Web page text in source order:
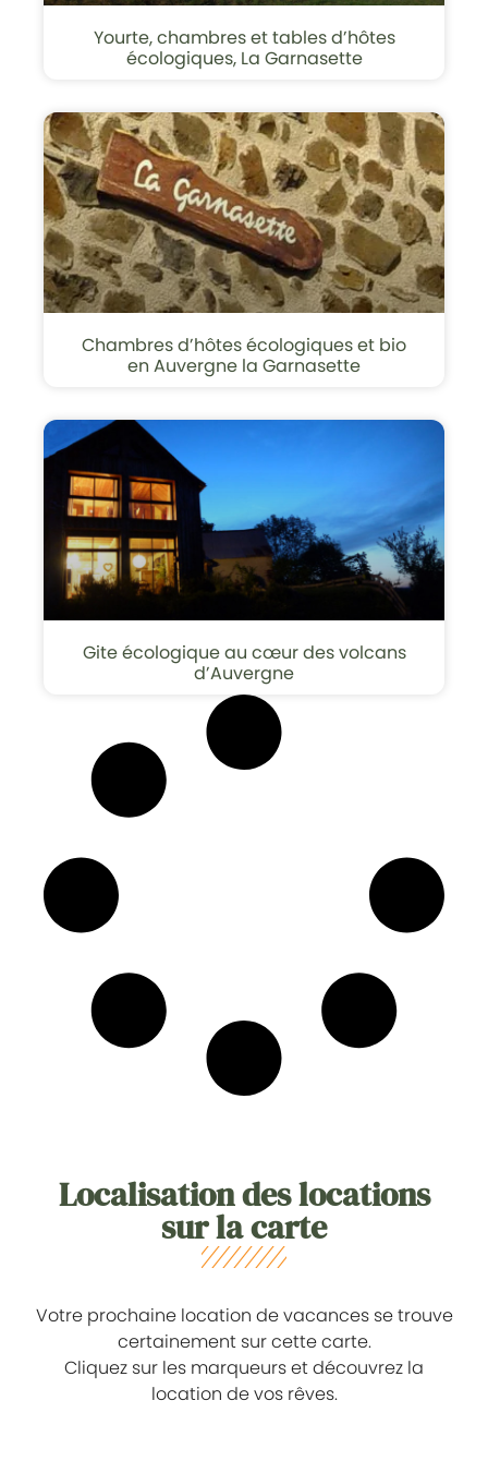
Yourte, chambres et tables d’hôtes
écologiques, La Garnasette
Chambres d’hôtes écologiques et bio
en Auvergne la Garnasette
Gite écologique au cœur des volcans
d’Auvergne
Localisation des locations
sur la carte
Votre prochaine location de vacances se trouve
certainement sur cette carte.
Cliquez sur les marqueurs et découvrez la
location de vos rêves.